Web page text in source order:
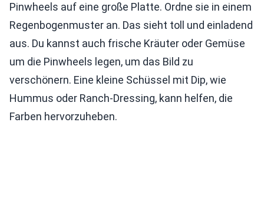
Pinwheels auf eine große Platte. Ordne sie in einem
Regenbogenmuster an. Das sieht toll und einladend
aus. Du kannst auch frische Kräuter oder Gemüse
um die Pinwheels legen, um das Bild zu
verschönern. Eine kleine Schüssel mit Dip, wie
Hummus oder Ranch-Dressing, kann helfen, die
Farben hervorzuheben.